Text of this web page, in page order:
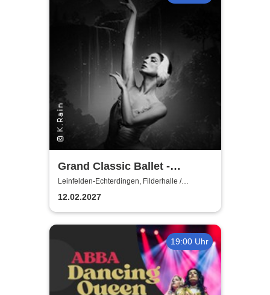
Grand Classic Ballet -
Schwanensee - Jenseits der
Bühne mit live Streichquartett
Leinfelden-Echterdingen, Filderhalle /
Kongress-u.KulturCentrum
12.02.2027
19:00 Uhr